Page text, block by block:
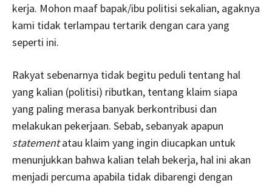
kerja. Mohon maaf bapak/ibu politisi sekalian, agaknya
kami tidak terlampau tertarik dengan cara yang
seperti ini.
Rakyat sebenarnya tidak begitu peduli tentang hal
yang kalian (politisi) ributkan, tentang klaim siapa
yang paling merasa banyak berkontribusi dan
melakukan pekerjaan. Sebab, sebanyak apapun
statementatau klaim yang ingin diucapkan untuk
menunjukkan bahwa kalian telah bekerja, hal ini akan
menjadi percuma apabila tidak dibarengi dengan